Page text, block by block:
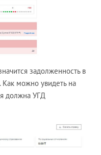
задолженность в
можно увидеть на
должна УГД